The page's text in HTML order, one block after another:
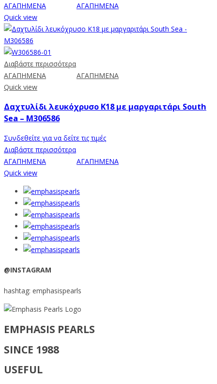
ΑΓΑΠΗΜΕΝΑ
ΑΓΑΠΗΜΕΝΑ
Quick view
Διαβάστε περισσότερα
ΑΓΑΠΗΜΕΝΑ
ΑΓΑΠΗΜΕΝΑ
Quick view
Δαχτυλίδι λευκόχρυσο Κ18 με μαργαριτάρι South
Sea – M306586
Συνδεθείτε για να δείτε τις τιμές
Διαβάστε περισσότερα
ΑΓΑΠΗΜΕΝΑ
ΑΓΑΠΗΜΕΝΑ
Quick view
@INSTAGRAM
hashtag: emphasispearls
EMPHASIS PEARLS
SINCE 1988
USEFUL